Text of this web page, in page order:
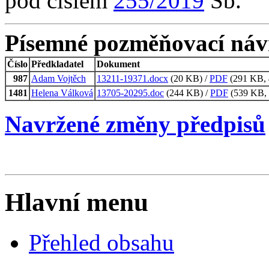
Písemné pozměňovací
Číslo Předkladatel
Dokument
987 Adam Vojtěch 13211-19371.docx (20 KB) /PDF (291 KB,
1481 Helena Válková 13705-20295.doc (244 KB) /PDF (539 KB,
Navržené změny předpisů
Hlavní menu
Přehled obsahu